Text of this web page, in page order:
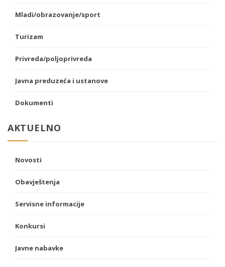
Mladi/obrazovanje/sport
Turizam
Privreda/poljoprivreda
Javna preduzeća i ustanove
Dokumenti
AKTUELNO
Novosti
Obavještenja
Servisne informacije
Konkursi
Javne nabavke